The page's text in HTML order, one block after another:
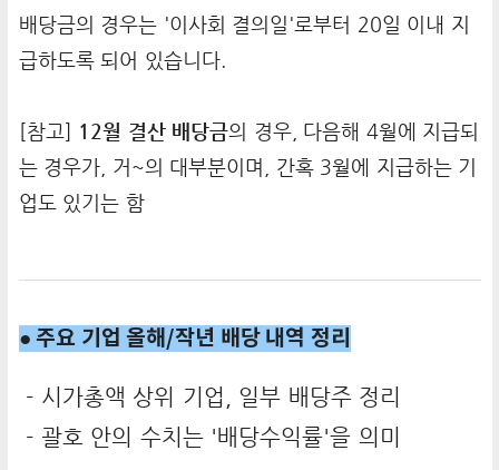
배당금의 경우는 '이사회 결의일'로부터 20일 이내 지
급하도록 되어 있습니다.
[참고] 12월 결산 배당금의 경우, 다음해 4월에 지급되
는 경우가, 거~의 대부분이며, 간혹 3월에 지급하는 기
업도 있기는 함
● 주요 기업 올해/작년 배당 내역 정리
- 시가총액 상위 기업, 일부 배당주 정리
- 괄호 안의 수치는 '배당수익률'을 의미